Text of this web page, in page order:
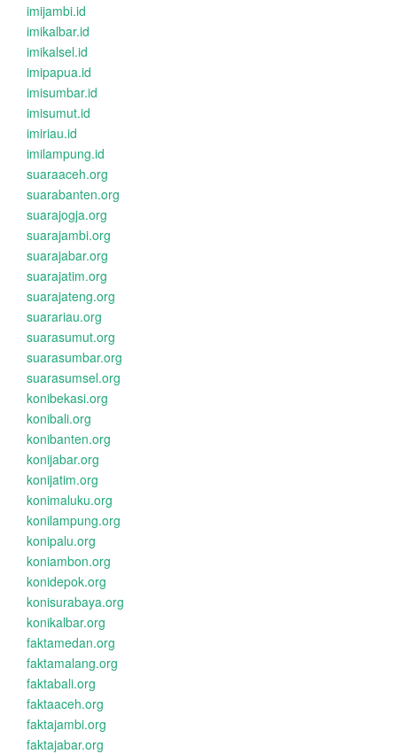
imijambi.id
imikalbar.id
imikalsel.id
imipapua.id
imisumbar.id
imisumut.id
imiriau.id
imilampung.id
suaraaceh.org
suarabanten.org
suarajogja.org
suarajambi.org
suarajabar.org
suarajatim.org
suarajateng.org
suarariau.org
suarasumut.org
suarasumbar.org
suarasumsel.org
konibekasi.org
konibali.org
konibanten.org
konijabar.org
konijatim.org
konimaluku.org
konilampung.org
konipalu.org
koniambon.org
konidepok.org
konisurabaya.org
konikalbar.org
faktamedan.org
faktamalang.org
faktabali.org
faktaaceh.org
faktajambi.org
faktajabar.org